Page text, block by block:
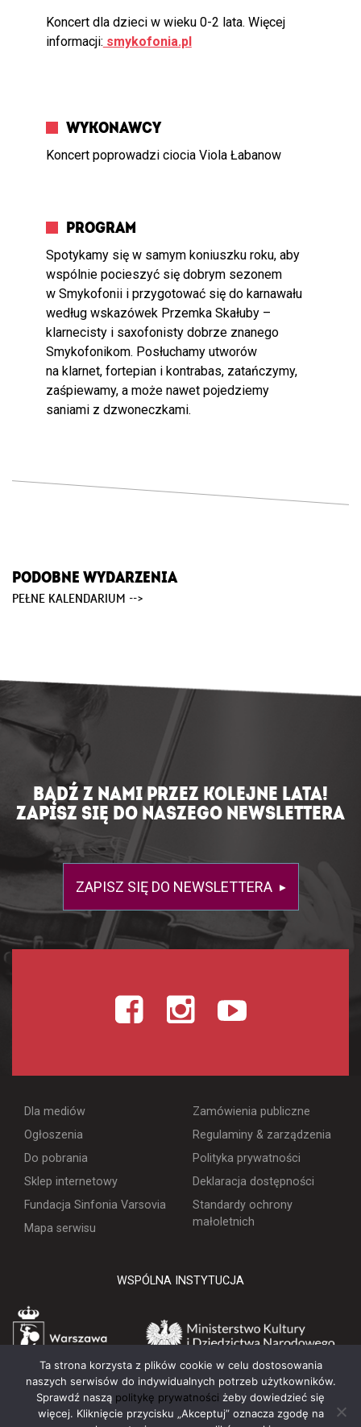
Koncert dla dzieci w wieku 0-2 lata. Więcej
informacji: smykofonia.pl
WYKONAWCY
Koncert poprowadzi ciocia Viola Łabanow
PROGRAM
Spotykamy się w samym koniuszku roku, aby
wspólnie pocieszyć się dobrym sezonem
w Smykofonii i przygotować się do karnawału
według wskazówek Przemka Skałuby –
klarnecisty i saxofonisty dobrze znanego
Smykofonikom. Posłuchamy utworów
na klarnet, fortepian i kontrabas, zatańczymy,
zaśpiewamy, a może nawet pojedziemy
saniami z dzwoneczkami.
PODOBNE WYDARZENIA
PEŁNE KALENDARIUM -->
BĄDŹ Z NAMI PRZEZ KOLEJNE LATA!
ZAPISZ SIĘ DO NASZEGO NEWSLETTERA
ZAPISZ SIĘ DO NEWSLETTERA
Dla mediów
Ogłoszenia
Do pobrania
Sklep internetowy
Fundacja Sinfonia Varsovia
Mapa serwisu
Zamówienia publiczne
Regulaminy & zarządzenia
Polityka prywatności
Deklaracja dostępności
Standardy ochrony
małoletnich
WSPÓLNA INSTYTUCJA
MINISTERSTWO
BIULETYN INFORMACJI PUBLICZNEJ
Ta strona korzysta z plików cookie w celu dostosowania
naszych serwisów do indywidualnych potrzeb użytkowników.
Sprawdź naszą politykę prywatności żeby dowiedzieć się
więcej. Kliknięcie przycisku „Akceptuj” oznacza zgodę na